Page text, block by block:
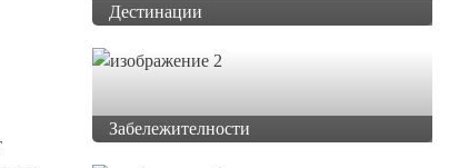
Дестинации
Забележителности